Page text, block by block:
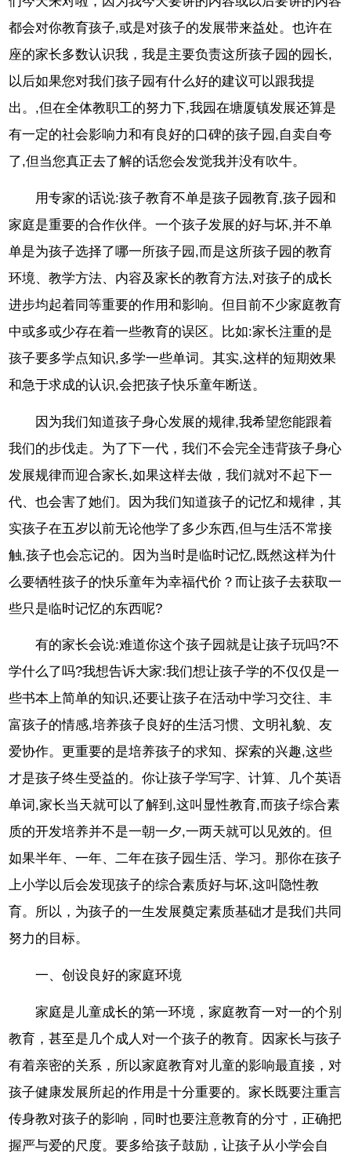
都会对你教育孩子,或是对孩子的发展带来益处。也许在
座的家长多数认识我，我是主要负责这所孩子园的园长,
以后如果您对我们孩子园有什么好的建议可以跟我提
出。,但在全体教职工的努力下,我园在塘厦镇发展还算是
有一定的社会影响力和有良好的口碑的孩子园,自卖自夸
了,但当您真正去了解的话您会发觉我并没有吹牛。
用专家的话说:孩子教育不单是孩子园教育,孩子园和
家庭是重要的合作伙伴。一个孩子发展的好与坏,并不单
单是为孩子选择了哪一所孩子园,而是这所孩子园的教育
环境、教学方法、内容及家长的教育方法,对孩子的成长
进步均起着同等重要的作用和影响。但目前不少家庭教育
中或多或少存在着一些教育的误区。比如:家长注重的是
孩子要多学点知识,多学一些单词。其实,这样的短期效果
和急于求成的认识,会把孩子快乐童年断送。
因为我们知道孩子身心发展的规律,我希望您能跟着
我们的步伐走。为了下一代，我们不会完全违背孩子身心
发展规律而迎合家长,如果这样去做，我们就对不起下一
代、也会害了她们。因为我们知道孩子的记忆和规律，其
实孩子在五岁以前无论他学了多少东西,但与生活不常接
触,孩子也会忘记的。因为当时是临时记忆,既然这样为什
么要牺牲孩子的快乐童年为幸福代价？而让孩子去获取一
些只是临时记忆的东西呢?
有的家长会说:难道你这个孩子园就是让孩子玩吗?不
学什么了吗?我想告诉大家:我们想让孩子学的不仅仅是一
些书本上简单的知识,还要让孩子在活动中学习交往、丰
富孩子的情感,培养孩子良好的生活习惯、文明礼貌、友
爱协作。更重要的是培养孩子的求知、探索的兴趣,这些
才是孩子终生受益的。你让孩子学写字、计算、几个英语
单词,家长当天就可以了解到,这叫显性教育,而孩子综合素
质的开发培养并不是一朝一夕,一两天就可以见效的。但
如果半年、一年、二年在孩子园生活、学习。那你在孩子
上小学以后会发现孩子的综合素质好与坏,这叫隐性教
育。所以，为孩子的一生发展奠定素质基础才是我们共同
努力的目标。
一、创设良好的家庭环境
家庭是儿童成长的第一环境，家庭教育一对一的个别
教育，甚至是几个成人对一个孩子的教育。因家长与孩子
有着亲密的关系，所以家庭教育对儿童的影响最直接，对
孩子健康发展所起的作用是十分重要的。家长既要注重言
传身教对孩子的影响，同时也要注意教育的分寸，正确把
握严与爱的尺度。要多给孩子鼓励，让孩子从小学会自